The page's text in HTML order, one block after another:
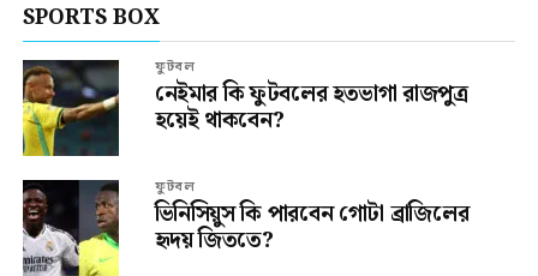
SPORTS BOX
ফুটবল
নেইমার কি ফুটবলের হতভাগা রাজপুত্র
হয়েই থাকবেন?
ফুটবল
ভিনিসিয়ুস কি পারবেন গোটা ব্রাজিলের
হৃদয় জিততে?